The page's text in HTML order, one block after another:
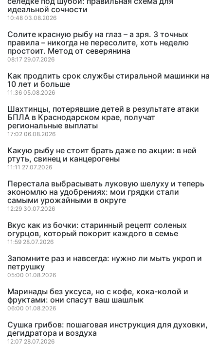
идеальной сочности
10:48 03.08.2026
Солите красную рыбу на глаз – а зря. 3 точных
правила – никогда не пересолите, хоть неделю
простоит. Метод от северянина
08:17 29.07.2026
Как продлить срок службы стиральной машинки на
10 лет и больше
11:36 05.08.2026
Шахтинцы, потерявшие детей в результате атаки
БПЛА в Краснодарском крае, получат
региональные выплаты
17:02 06.08.2026
Какую рыбу не стоит брать даже по акции: в ней
ртуть, свинец и канцерогены
11:11 27.07.2026
Перестала выбрасывать луковую шелуху и теперь
экономлю на удобрениях: мои грядки стали
самыми урожайными в округе
12:29 30.07.2026
Вкус как из бочки: старинный рецепт соленых
огурцов, который покорит каждого в семье
11:59 28.07.2026
Запомните раз и навсегда: нужно ли мыть укроп и
петрушку
05:00 01.08.2026
Маринады без уксуса, но с кофе, кока-колой и
фруктами: они спасут ваш шашлык
06:00 01.08.2026
Сушка грибов: пошаговая инструкция для духовки,
дегидратора и воздуха
12:07 28.07.2026